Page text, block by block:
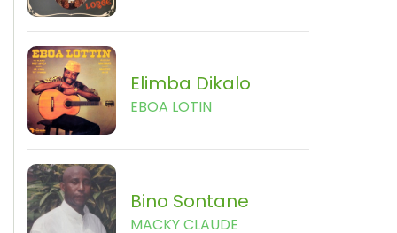
Elimba Dikalo
EBOA LOTIN
Bino Sontane
MACKY CLAUDE